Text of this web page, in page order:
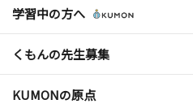
学習中の方へ
くもんの先生募集
KUMONの原点